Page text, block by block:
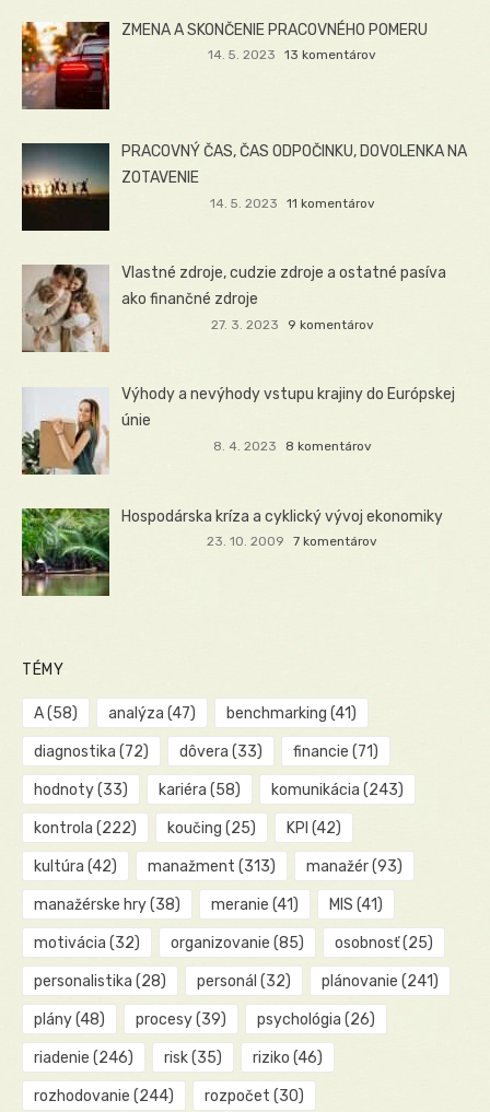
ZMENA A SKONČENIE PRACOVNÉHO POMERU
14. 5. 2023 13 komentárov
PRACOVNÝ ČAS, ČAS ODPOČINKU, DOVOLENKA NA
ZOTAVENIE
14. 5. 2023 11 komentárov
Vlastné zdroje, cudzie zdroje a ostatné pasíva
ako finančné zdroje
27. 3. 2023 9 komentárov
Výhody a nevýhody vstupu krajiny do Európskej
únie
8. 4. 2023 8 komentárov
Hospodárska kríza a cyklický vývoj ekonomiky
23. 10. 2009 7 komentárov
TÉMY
A(58) analýza (47) benchmarking (41)
diagnostika (72) dôvera (33) financie (71)
hodnoty(33) kariéra (58) komunikácia (243)
kontrola (222) koučing (25) KPI (42)
kultúra (42) manažment (313) manažér(93)
manažérske hry(38) meranie (41) MIS (41)
motivácia (32) organizovanie (85) osobnosť(25)
personalistika (28) personál (32) plánovanie (241)
plány(48) procesy(39) psychológia (26)
riadenie (246) risk(35) riziko (46)
rozhodovanie (244) rozpočet (30)